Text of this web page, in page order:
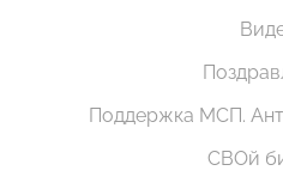
Поддержка МСП.
СВОй